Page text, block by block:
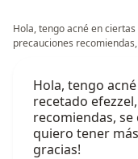
Hola, tengo acné en
precauciones
Hola, tengo
recetado
recomiendas,
quiero tener
gracias!